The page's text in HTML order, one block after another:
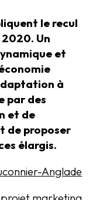
le recul
Un
et
à
par des
et de
de proposer
élargis.
Anglade